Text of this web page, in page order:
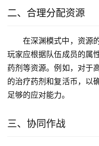
二、合理分配资源
在深渊模式中，资源
玩家应根据队伍成员的属
药剂等资源。例如，对于
的治疗药剂和复活币，以
足够的应对能力。
三、协同作战